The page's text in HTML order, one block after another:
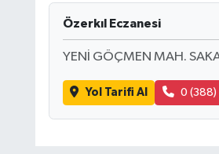
Özerkıl Eczanesi
YENİ GÖÇMEN MAH.
Yol Tarifi Al 0 (388)